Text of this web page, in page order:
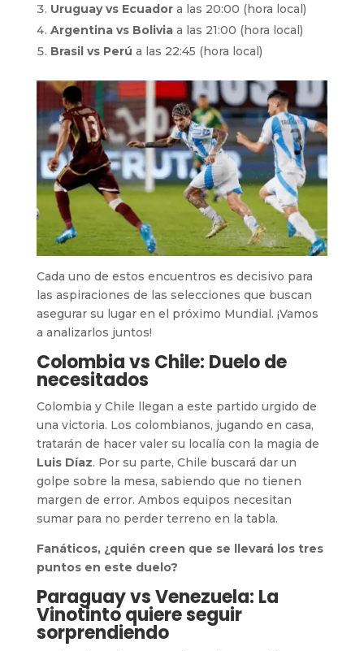
Uruguay vs Ecuadora las 20:00 (hora local)
Argentina vs Boliviaa las 21:00 (hora local)
Brasil vs Perú a las 22:45 (hora local)
Cada uno de estos encuentros es decisivo para
las aspiraciones de las selecciones que buscan
asegurar su lugar en el próximo Mundial. ¡Vamos
a analizarlos juntos!
Colombia vs Chile: Duelo de
necesitados
Colombia y Chile llegan a este partido urgido de
una victoria. Los colombianos, jugando en casa,
tratarán de hacer valer su localía con la magia de
Luis Díaz. Por su parte, Chile buscará dar un
golpe sobre la mesa, sabiendo que no tienen
margen de error. Ambos equipos necesitan
sumar para no perder terreno en la tabla.
Fanáticos, ¿quién creen que se llevará los tres
puntos en este duelo?
Paraguay vs Venezuela: La
Vinotinto quiere seguir
sorprendiendo